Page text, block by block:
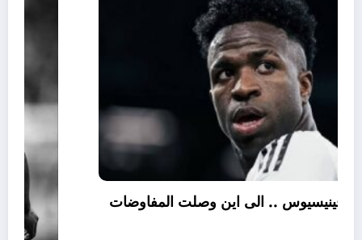
تجديد عقد فينيسيوس .. الى اين وصلت المفاوضات